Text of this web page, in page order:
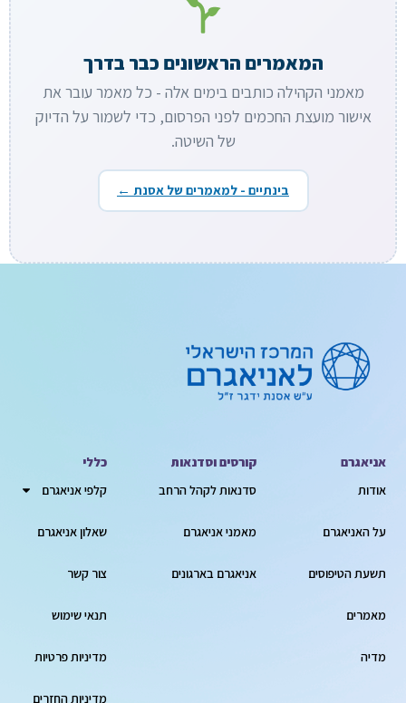
המאמרים הראשונים כבר בדרך
מאמני הקהילה כותבים בימים אלה - כל מאמר עובר את
אישור מועצת החכמים לפני הפרסום, כדי לשמור על הדיוק
של השיטה.
בינתיים - למאמרים של אסנת ←
אניאגרם
אודות
על האניאגרם
תשעת הטיפוסים
מאמרים
מדיה
קורסים וסדנאות
סדנאות לקהל הרחב
מאמני אניאגרם
אניאגרם בארגונים
כללי
קלפי אניאגרם
שאלון אניאגרם
צור קשר
תנאי שימוש
מדיניות פרטיות
מדיניות החזרים